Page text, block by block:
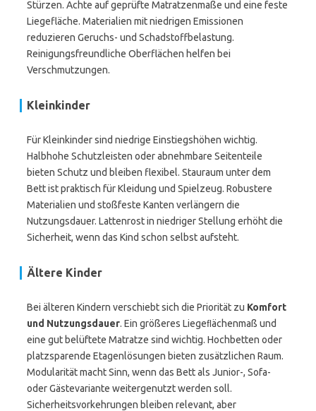
Stürzen. Achte auf geprüfte Matratzenmaße und eine feste
Liegefläche. Materialien mit niedrigen Emissionen
reduzieren Geruchs- und Schadstoffbelastung.
Reinigungsfreundliche Oberflächen helfen bei
Verschmutzungen.
Kleinkinder
Für Kleinkinder sind niedrige Einstiegshöhen wichtig.
Halbhohe Schutzleisten oder abnehmbare Seitenteile
bieten Schutz und bleiben flexibel. Stauraum unter dem
Bett ist praktisch für Kleidung und Spielzeug. Robustere
Materialien und stoßfeste Kanten verlängern die
Nutzungsdauer. Lattenrost in niedriger Stellung erhöht die
Sicherheit, wenn das Kind schon selbst aufsteht.
Ältere Kinder
Bei älteren Kindern verschiebt sich die Priorität zu Komfort
und Nutzungsdauer. Ein größeres Liegeﬂächenmaß und
eine gut belüftete Matratze sind wichtig. Hochbetten oder
platzsparende Etagenlösungen bieten zusätzlichen Raum.
Modularität macht Sinn, wenn das Bett als Junior-, Sofa-
oder Gästevariante weitergenutzt werden soll.
Sicherheitsvorkehrungen bleiben relevant, aber